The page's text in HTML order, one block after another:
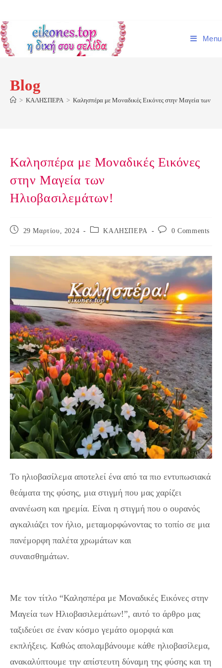
content
Menu
Blog
> ΚΑΛΗΣΠΕΡΑ > Καλησπέρα με Μοναδικές Εικόνες στην Μαγεία των
Καλησπέρα με Μοναδικές Εικόνες
στην Μαγεία των
Ηλιοβασιλεμάτων!
Post
29 Μαρτίου, 2024
Post ΚΑΛΗΣΠΕΡΑ
Post 0 Comments
Το ηλιοβασίλεμα αποτελεί ένα από τα πιο εντυπωσιακά
θεάματα της φύσης, μια στιγμή που μας χαρίζει
ανανέωση και ηρεμία. Είναι η στιγμή που ο ουρανός
αγκαλιάζει τον ήλιο, μεταμορφώνοντας το τοπίο σε μια
πανέμορφη παλέτα χρωμάτων και
συναισθημάτων.
Με τον τίτλο “Καλησπέρα με Μοναδικές Εικόνες στην
Μαγεία των Ηλιοβασιλεμάτων!”, αυτό το άρθρο μας
ταξιδεύει σε έναν κόσμο γεμάτο ομορφιά και
εκπλήξεις. Καθώς απολαμβάνουμε κάθε ηλιοβασίλεμα,
ανακαλύπτουμε την απίστευτη δύναμη της φύσης και τη